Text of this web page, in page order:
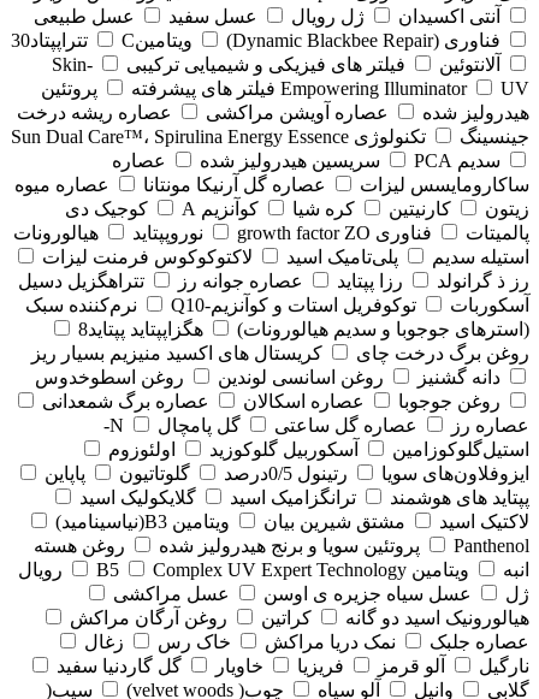
آنتی اکسیدان
ژل رویال عسل سفید
عسل طبیعی
فناوری (‏Dynamic Blackbee Repair)
ویتامینC
تتراپپتاد30
آلانتوئین
فیلتر های فیزیکی و شیمیایی ترکیبی
Skin-
Empowering Illuminator
UV فیلتر های پیشرفته
پروتئین
هیدرولیز شده
عصاره آویشن مراکشی
عصاره ریشه درخت
جینسینگ
تکنولوژی Sun Dual Care™، Spirulina Energy Essence
سدیم PCA
سریسین هیدرولیز شده
عصاره
ساکارومایسس لیزات
عصاره گل آرنیکا مونتانا
عصاره میوه
زیتون
کارنیتین کره شیا کوآنزیم A
کوجیک دی
پالمیتات
فناوری growth factor ZO نوروپپتاید
هیالورونات
استیله سدیم
پلی‌تامیک اسید
لاکتوکوکوس فرمنت لیزات
رز ذ گرانولد
رزا پپتاید عصاره جوانه رز
تتراهگزیل دسیل
آسکوربات
توکوفریل استات و کوآنزیم-Q10
نرم‌کننده سبک
(استرهای جوجوبا و سدیم هیالورونات)
هگزاپپتاید پپتاید8
روغن برگ درخت چای
کریستال های اکسید منیزیم بسیار ریز
دانه گشنیز
روغن اسانسی لوندین
روغن اسطوخدوس
روغن جوجوبا
عصاره اسکالان
عصاره برگ شمعدانی
عصاره رز
عصاره گل ساعتی گل پامچال
N-
استیل‌گلوکوزامین
آسکوربیل گلوکوزید
اولئوزوم
ایزوفلاون‌های سویا
رتینول 0/5درصد گلوتاتیون
پاپاین
پپتاید های هوشمند
ترانگزامیک اسید
گلایکولیک اسید
لاکتیک اسید
مشتق شیرین بیان
ویتامین B3(نیاسینامید)
Panthenol
پروتئین سویا و برنج هیدرولیز شده
روغن هسته
انبه
ویتامین B5 Complex UV Expert Technology
رویال
ژل
عسل سیاه جزیره ی اوسن
عسل مراکشی
هیالورونیک اسید دو گانه
کراتین
روغن آرگان مراکش
عصاره جلبک
نمک دریا مراکش خاک رس
زغال
نارگیل
آلو قرمز فریزیا خاویار
گل گاردنیا سفید
گلابی
وانیل آلو سیاه چوب( velvet woods) سیب(